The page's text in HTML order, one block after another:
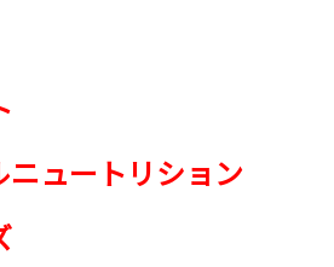
ニュートリション